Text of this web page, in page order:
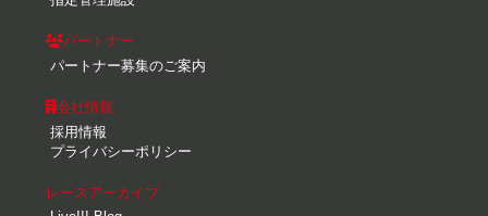
パートナー
パートナー募集のご案内
会社情報
採用情報
プライバシーポリシー
レースアーカイブ